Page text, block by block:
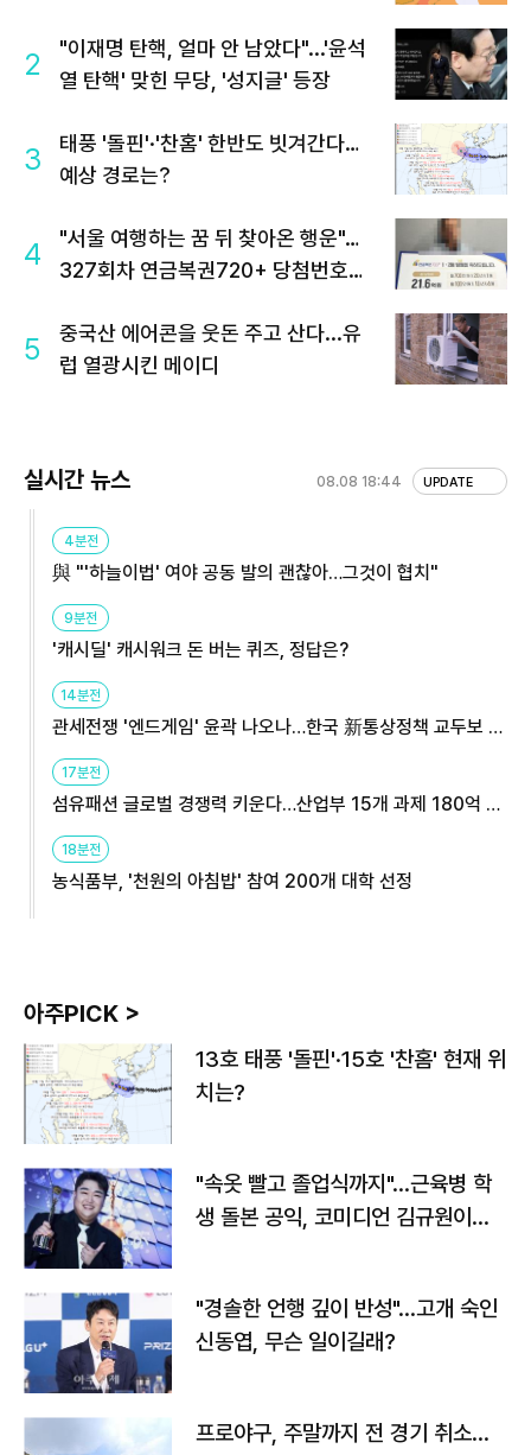
2
"이재명 탄핵, 얼마 안 남았다"...'윤석
열 탄핵' 맞힌 무당, '성지글' 등장
3
태풍 '돌핀'·'찬홈' 한반도 빗겨간다…
예상 경로는?
4
"서울 여행하는 꿈 뒤 찾아온 행운"…
327회차 연금복권720+ 당첨번호조
5
중국산 에어콘을 웃돈 주고 산다...유
럽 열광시킨 메이디
실시간 뉴스 08.08 18:44 UPDATE
4분전
與 "'하늘이법' 여야 공동 발의 괜찮아…그것이 협치"
9분전
'캐시딜' 캐시워크 돈 버는 퀴즈, 정답은?
14분전
관세전쟁 '엔드게임' 윤곽 나오나…한국 新통상정책 교두보 활
용해야
17분전
섬유패션 글로벌 경쟁력 키운다…산업부 15개 과제 180억 지
원
18분전
농식품부, '천원의 아침밥' 참여 200개 대학 선정
아주PICK >
13호 태풍 '돌핀'·15호 '찬홈' 현재 위
치는?
"속옷 빨고 졸업식까지"…근육병 학
생 돌본 공익, 코미디언 김규원이었
"경솔한 언행 깊이 반성"…고개 숙인
신동엽, 무슨 일이길래?
프로야구, 주말까지 전 경기 취소…